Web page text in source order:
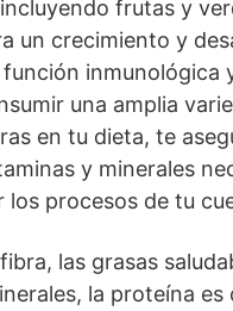
frutas y
un crecimiento y
inmunológica
una amplia
en tu dieta, te
y minerales
los procesos de tu
las grasas
la proteína es